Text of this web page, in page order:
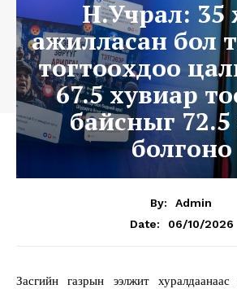
Н.Учрал: 35
ажилласан бол
тогтоохдоо
67.5 хувиар
байсныг 72.5
болгоно
By:
Admin
Date:
06/10/2026
Засгийн газрын ээлжит